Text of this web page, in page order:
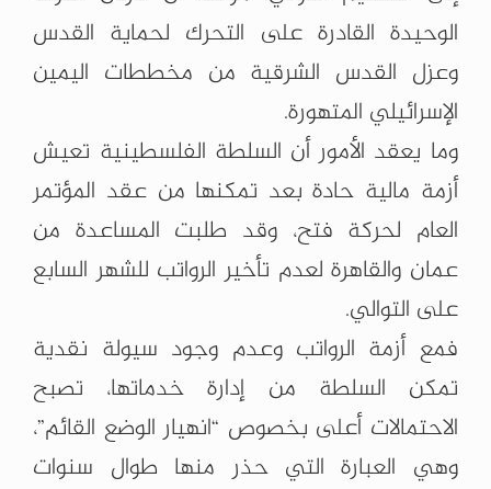
الوحيدة القادرة على التحرك لحماية القدس
وعزل القدس الشرقية من مخططات اليمين
الإسرائيلي المتهورة.
وما يعقد الأمور أن السلطة الفلسطينية تعيش
أزمة مالية حادة بعد تمكنها من عقد المؤتمر
العام لحركة فتح، وقد طلبت المساعدة من
عمان والقاهرة لعدم تأخير الرواتب للشهر السابع
على التوالي.
فمع أزمة الرواتب وعدم وجود سيولة نقدية
تمكن السلطة من إدارة خدماتها، تصبح
الاحتمالات أعلى بخصوص “انهيار الوضع القائم”،
وهي العبارة التي حذر منها طوال سنوات